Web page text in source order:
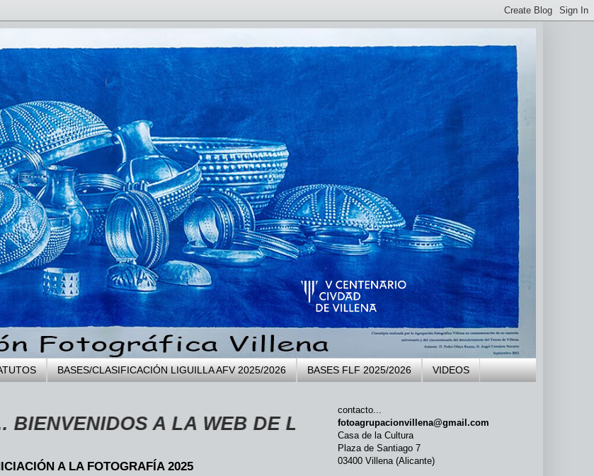
BASES/CLASIFICACIÓN LIGUILLA AFV 2025/2026 BASES FLF 2025/2026 VIDEOS
A LA WEB DE LA AGRUPACIÓN FOTOGRÁFICA
A LA FOTOGRAFÍA 2025
contacto...
fotoagrupacionvillena@gmail.com
Casa de la Cultura
Plaza de Santiago 7
03400 Villena (Alicante)